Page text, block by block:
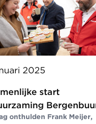
2025
start
onthulden Frank Meijer,